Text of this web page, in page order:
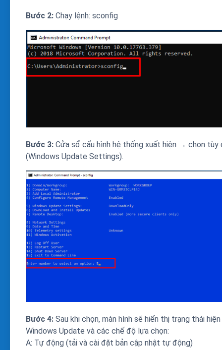
Bước 2: Chạy lệnh: sconfig
Bước 3: Cửa sổ cấu hình hệ thống xuất hiện → chọn tùy
(Windows Update Settings).
Bước 4: Sau khi chọn, màn hình sẽ hiển thị trạng thái
Windows Update và các chế độ lựa chọn:
A: Tự động (tải và cài đặt bản cập nhật tự động)